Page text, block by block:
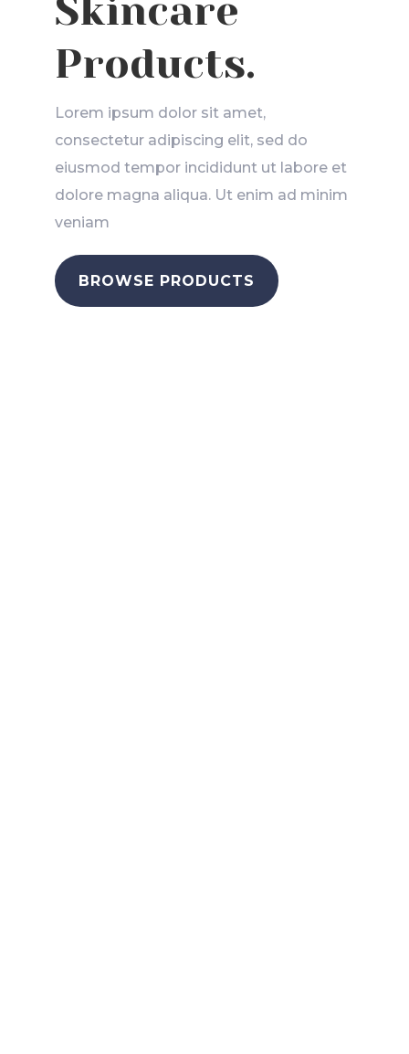
Skincare
Products.
Lorem ipsum dolor sit amet,
consectetur adipiscing elit, sed do
eiusmod tempor incididunt ut labore et
dolore magna aliqua. Ut enim ad minim
veniam
BROWSE PRODUCTS